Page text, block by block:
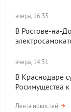
вчера, 16:35
В Ростове-на-
вчера, 14:51
В Краснодаре
Росимущества
Лента новостей